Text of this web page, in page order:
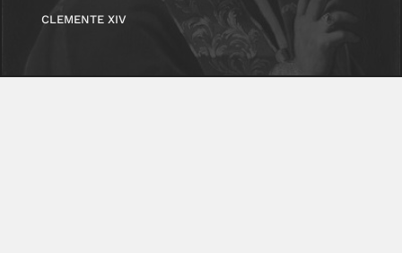
CLEMENTE XIV